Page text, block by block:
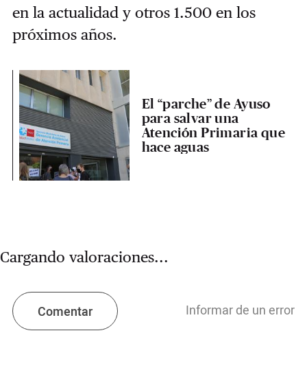
en la actualidad y otros 1.500 en los
próximos años.
El “parche” de Ayuso
para salvar una
Atención Primaria que
hace aguas
Cargando valoraciones...
Comentar Informar de un error